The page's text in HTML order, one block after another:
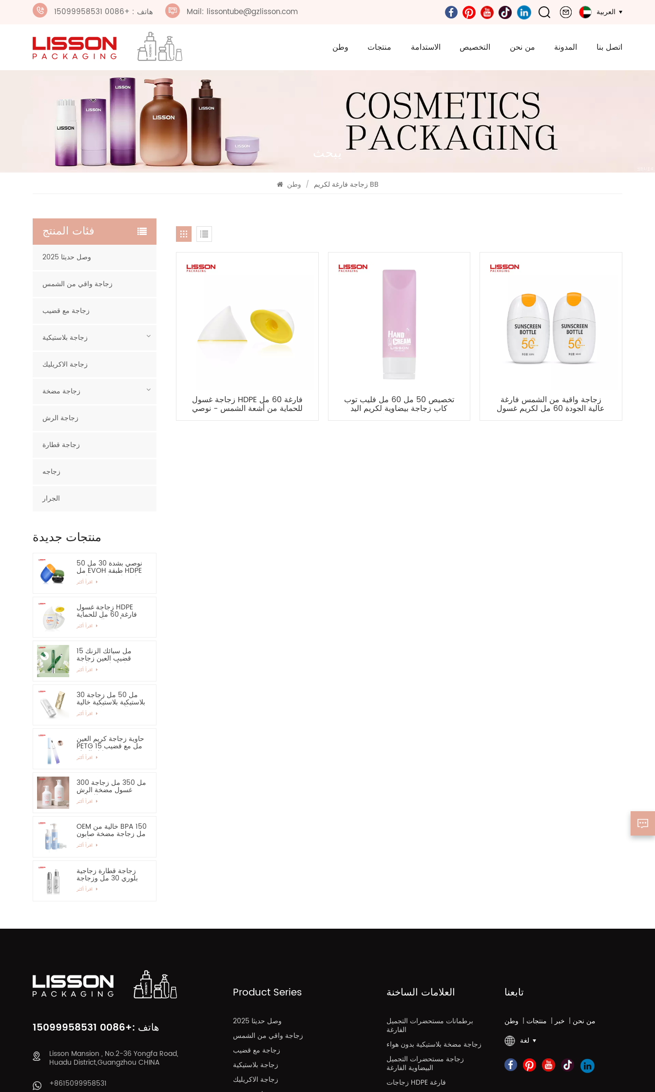
هاتف : +0086 15099958531 Mail: lissontube@gzlisson.com العربية
وطن منتجات الاستدامة التخصيص من نحن المدونة اتصل بنا
يبحث
/ زجاجة فارغة لكريم BB
زجاجة غسول HDPE فارغة 60 مل
للحماية من أشعة الشمس - نوصي
بشدة
تخصيص 50 مل 60 مل فليب توب
كاب زجاجة بيضاوية لكريم اليد
غسول واقي من الشمس
زجاجة واقية من الشمس فارغة
عالية الجودة 60 مل لكريم غسول
واقي من الشمس
فئات المنتج
2025 وصل حديثا
زجاجة واقي من الشمس
زجاجة مع قضيب
زجاجة بلاستيكية
زجاجة الاكريليك
زجاجة مضخة
زجاجة الرش
زجاجة قطارة
زجاجه
الجرار
منتجات جديدة
نوصي بشدة 30 مل 50
مل EVOH طبقة HDPE
زجاجة بلاستيكية بيضاوية
زجاجة غسول HDPE
فارغة 60 مل للحماية
من أشعة الشمس -
نوصي بشدة
15 مل سبائك الزنك
قضيب العين زجاجة
مصل أساسي وحاوية
30 مل 50 مل زجاجة
بلاستيكية بلاستيكية خالية
من الرش زجاجة كريم
اليد واقية من الشمس
حاوية زجاجة كريم العين
PETG 15 مل مع قضيب
سبائك الزنك
300 مل 350 مل زجاجة
غسول مضخة الرش
للشامبو
OEM خالية من BPA 150
مل زجاجة مضخة صابون
رغوية فارغة
زجاجة قطارة زجاجية
بلوري 30 مل وزجاجة
رذاذ زجاجية بمضخة 60
مل
هاتف :+0086 15099958531
Lisson Mansion , No.2-36 Yongfa Road,
Huadu District,Guangzhou CHINA
+8615099958531
Product Series
2025 وصل حديثا
زجاجة واقي من الشمس
زجاجة مع قضيب
زجاجة بلاستيكية
زجاجة الاكريليك
العلامات الساخنة
برطمانات مستحضرات التجميل
الفارغة
زجاجة مضخة بلاستيكية بدون هواء
زجاجة مستحضرات التجميل
البيضاوية الفارغة
زجاجات HDPE فارغة
تابعنا
وطن | منتجات | خبر | من نحن
لغة